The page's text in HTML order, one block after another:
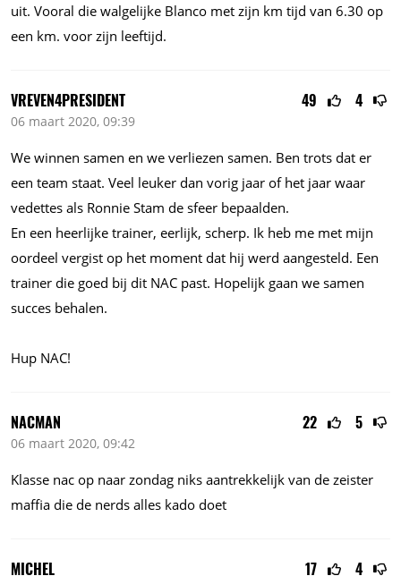
uit. Vooral die walgelijke Blanco met zijn km tijd van 6.30 op
een km. voor zijn leeftijd.
49 4
VREVEN4PRESIDENT
06 maart 2020, 09:39
We winnen samen en we verliezen samen. Ben trots dat er
een team staat. Veel leuker dan vorig jaar of het jaar waar
vedettes als Ronnie Stam de sfeer bepaalden.
En een heerlijke trainer, eerlijk, scherp. Ik heb me met mijn
oordeel vergist op het moment dat hij werd aangesteld. Een
trainer die goed bij dit NAC past. Hopelijk gaan we samen
succes behalen.
Hup NAC!
22 5
NACMAN
06 maart 2020, 09:42
Klasse nac op naar zondag niks aantrekkelijk van de zeister
maffia die de nerds alles kado doet
17 4
MICHEL